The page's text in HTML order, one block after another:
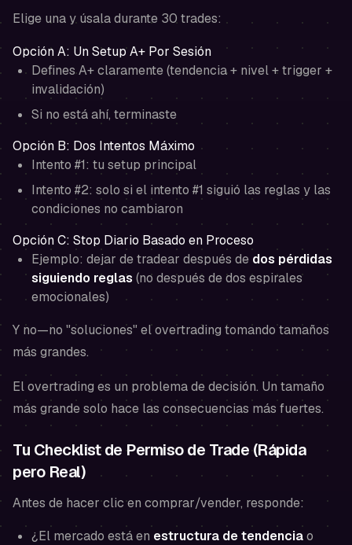
Elige una y úsala durante 30 trades:
Opción A: Un Setup A+ Por Sesión
Defines A+ claramente (tendencia + nivel + trigger +
invalidación)
Si no está ahí, terminaste
Opción B: Dos Intentos Máximo
Intento #1: tu setup principal
Intento #2: solo si el intento #1 siguió las reglas y las
condiciones no cambiaron
Opción C: Stop Diario Basado en Proceso
Ejemplo: dejar de tradear después de dos pérdidas
siguiendo reglas (no después de dos espirales
emocionales)
Y no—no "soluciones" el overtrading tomando tamaños
más grandes.
El overtrading es un problema de decisión. Un tamaño
más grande solo hace las consecuencias más fuertes.
Tu Checklist de Permiso de Trade (Rápida
pero Real)
Antes de hacer clic en comprar/vender, responde:
¿El mercado está en estructura de tendenciao